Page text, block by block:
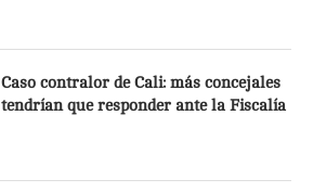
Caso contralor de Cali: más concejales
tendrían que responder ante la Fiscalía